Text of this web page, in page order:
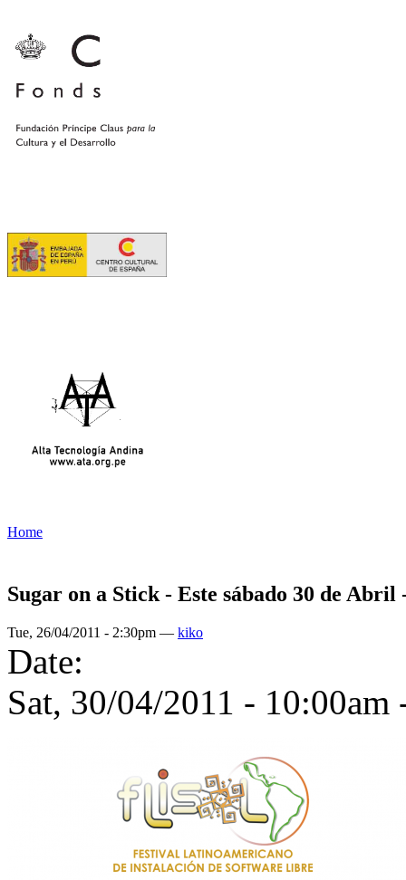
Home
Sugar on a Stick - Este sábado 30 de
Tue, 26/04/2011 - 2:30pm — kiko
Date:
Sat, 30/04/2011 - 10:00am